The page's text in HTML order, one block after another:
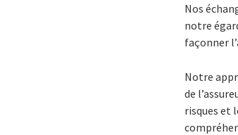
Nos
notre
façonner
Notre
de
risques et